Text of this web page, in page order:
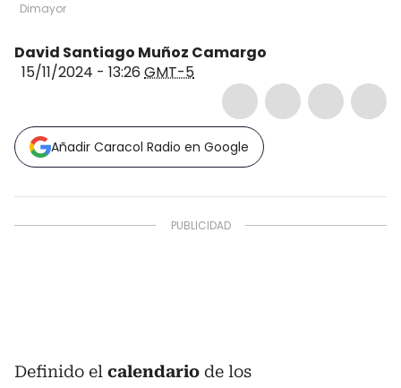
Dimayor
David Santiago Muñoz Camargo
15/11/2024 - 13:26 GMT-5
Añadir Caracol Radio en Google
Definido el calendario de los